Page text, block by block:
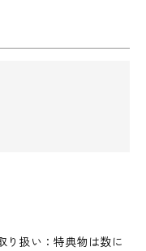
り扱い：特典物は数に